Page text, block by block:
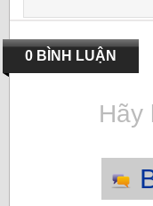
0 BÌNH LUẬN
Hãy